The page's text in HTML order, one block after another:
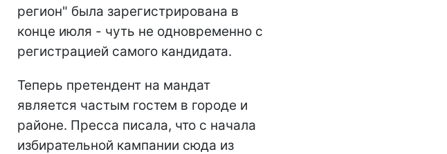
регион" была зарегистрирована в
конце июля - чуть не одновременно с
регистрацией самого кандидата.
Теперь претендент на мандат
является частым гостем в городе и
районе. Пресса писала, что с начала
избирательной кампании сюда из